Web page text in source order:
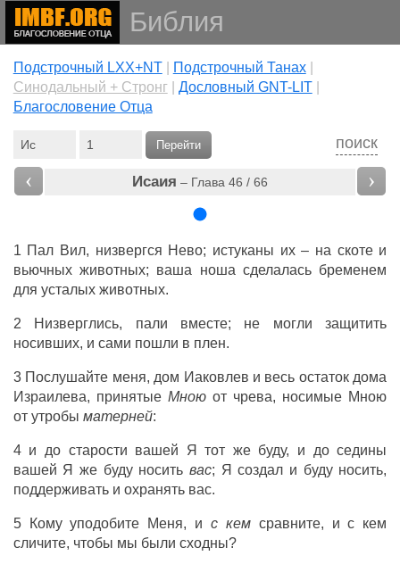
Библия
Подстрочный LXX+NT| Подстрочный Танах|
Cинодальный + Стронг| Дословный GNT-LIT|
Благословение Отца
поиск
Перейти
‹ Исаия – Глава 46 / 66 ›
1 Пал Вил, низвергся Нево; истуканы их – на скотеи
вьючных животных; ваша ноша сделалась бременем
для усталыхживотных.
2 Низверглись, пали вместе; не могли
защитить
носивших, и сами пошли в плен.
3 Послушайте меня, дом Иаковлев и весь остаток дома
Израилева, принятые Мноюот чрева, носимые Мною
от утробы матерней:
4 и до старости вашей Я тот же буду, и доседины
вашей Я же буду носить вас; Ясоздал и буду носить,
поддерживатьи охранятьвас.
5 Комууподобите Меня, ис кем сравните, и с кем
сличите, чтобы мы были сходны?